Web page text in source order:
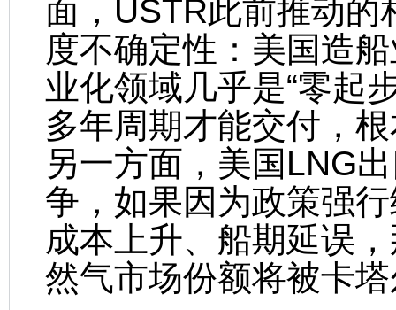
面，USTR此前推动
度不确定性：美国造
业化领域几乎是“零起
多年周期才能交付，
另一方面，美国LNG
争，如果因为政策强
成本上升、船期延误
然气市场份额将被卡